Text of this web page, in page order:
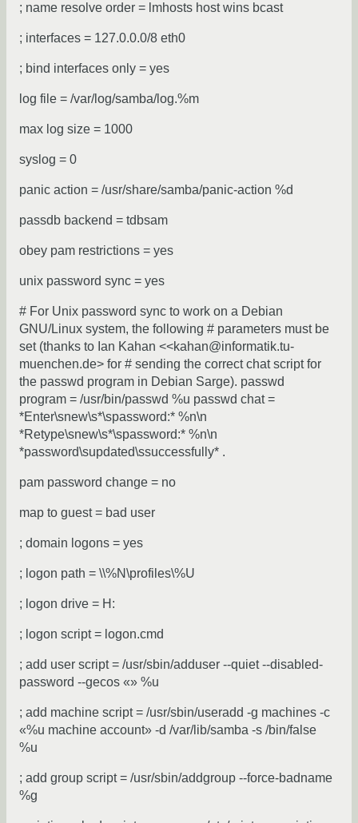
; name resolve order = lmhosts host wins bcast
; interfaces = 127.0.0.0/8 eth0
; bind interfaces only = yes
log file = /var/log/samba/log.%m
max log size = 1000
syslog = 0
panic action = /usr/share/samba/panic-action %d
passdb backend = tdbsam
obey pam restrictions = yes
unix password sync = yes
# For Unix password sync to work on a Debian
GNU/Linux system, the following # parameters must be
set (thanks to Ian Kahan <<kahan@informatik.tu-
muenchen.de> for # sending the correct chat script for
the passwd program in Debian Sarge). passwd
program = /usr/bin/passwd %u passwd chat =
*Enter\snew\s*\spassword:* %n\n
*Retype\snew\s*\spassword:* %n\n
*password\supdated\ssuccessfully* .
pam password change = no
map to guest = bad user
; domain logons = yes
; logon path = \\%N\profiles\%U
; logon drive = H:
; logon script = logon.cmd
; add user script = /usr/sbin/adduser --quiet --disabled-
password --gecos «» %u
; add machine script = /usr/sbin/useradd -g machines -c
«%u machine account» -d /var/lib/samba -s /bin/false
%u
; add group script = /usr/sbin/addgroup --force-badname
%g